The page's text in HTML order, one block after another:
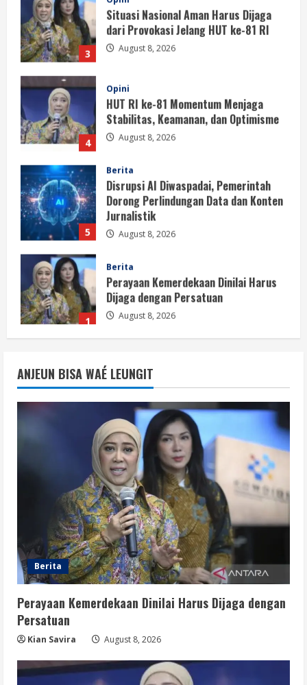
3
Situasi Nasional Aman Harus Dijaga
dari Provokasi Jelang HUT ke-81 RI
August 8, 2026
4
Opini
HUT RI ke-81 Momentum Menjaga
Stabilitas, Keamanan, dan Optimisme
August 8, 2026
5
Berita
Disrupsi AI Diwaspadai, Pemerintah
Dorong Perlindungan Data dan Konten
Jurnalistik
August 8, 2026
1
Berita
Perayaan Kemerdekaan Dinilai Harus
Dijaga dengan Persatuan
August 8, 2026
2
Situasi Nasional Aman, Publik Diminta
Waspadai Provokasi Jelang HUT RI
August 8, 2026
3
Opini
Situasi Nasional Aman Harus Dijaga
dari Provokasi Jelang HUT ke-81 RI
August 8, 2026
4
Opini
HUT RI ke-81 Momentum Menjaga
Stabilitas, Keamanan, dan Optimisme
August 8, 2026
5
Berita
Dorong Perlindungan Data dan Konten
Jurnalistik
August 8, 2026
ANJEUN BISA WAÉ LEUNGIT
Berita
Perayaan Kemerdekaan Dinilai Harus Dijaga dengan
Persatuan
Kian Savira August 8, 2026